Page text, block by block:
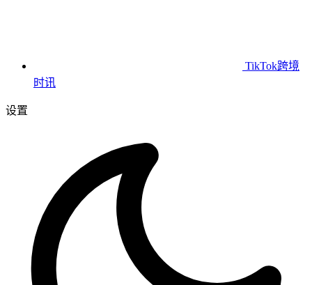
TikTok跨境
时讯
设置